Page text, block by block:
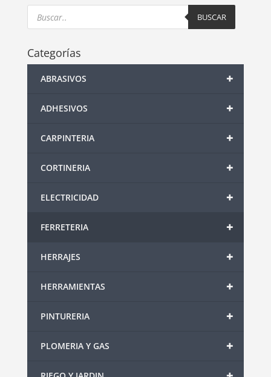
Products
search BUSCAR
Categorías
+
ABRASIVOS
+
ADHESIVOS
+
CARPINTERIA
+
CORTINERIA
+
ELECTRICIDAD
+
FERRETERIA
+
HERRAJES
+
HERRAMIENTAS
+
PINTURERIA
+
PLOMERIA Y GAS